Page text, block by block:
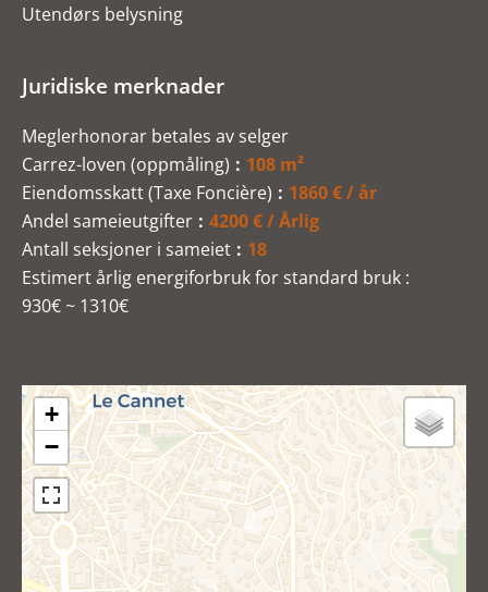
Utendørs belysning
Juridiske merknader
Meglerhonorar betales av selger
Carrez-loven (oppmåling)
108 m²
Eiendomsskatt (Taxe Foncière)
1860 € / år
Andel sameieutgifter
4200 € / Årlig
Antall seksjoner i sameiet
18
Estimert årlig energiforbruk for standard bruk :
930€ ~ 1310€
+
−